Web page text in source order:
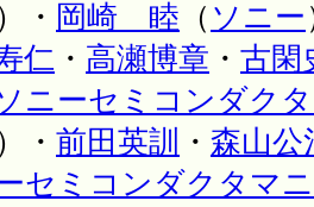
）・ 岡崎 睦 （ ソニー
仁 ・ 高瀬博章 ・ 古閑
ニーセミコンダク
）・ 前田英訓 ・ 森山公
セミコンダクタマ